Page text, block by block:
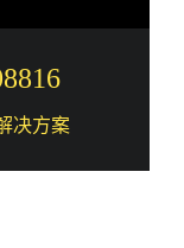
决方案